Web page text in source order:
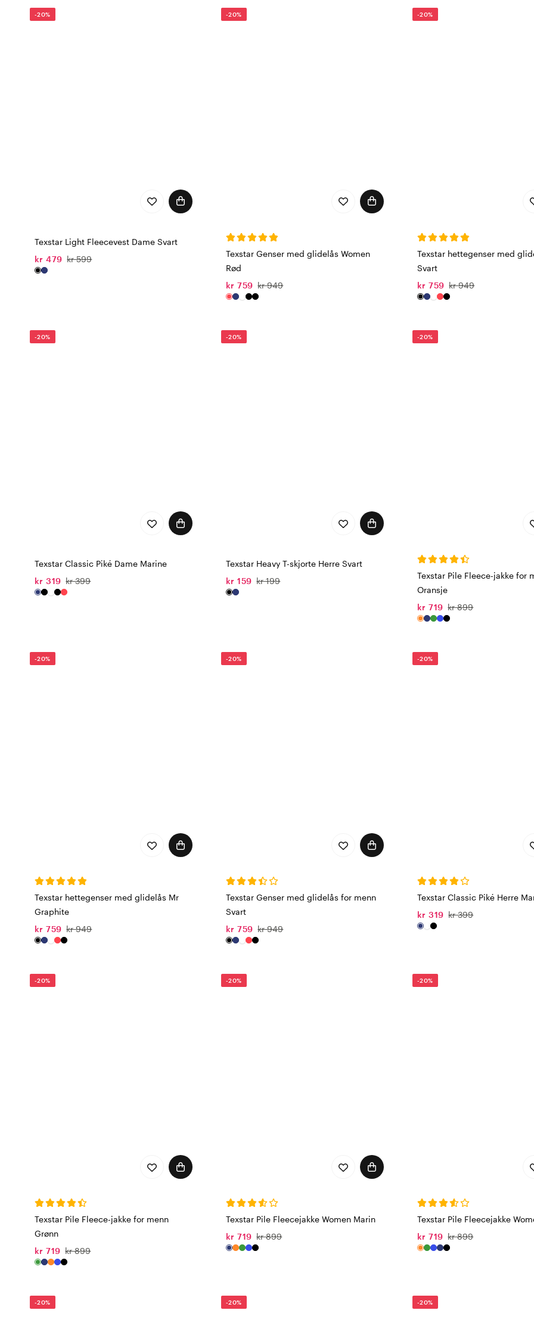
-20%
Texstar Light Fleecevest Dame Svart
kr 479 kr 599
-20%
Texstar Genser med glidelås Women
Rød
kr 759 kr 949
-20%
Texstar hettegenser med
Svart
kr 759 kr 949
-20%
Texstar Classic Piké Dame Marine
kr 319 kr 399
-20%
Texstar Heavy T-skjorte Herre Svart
kr 159 kr 199
-20%
Texstar Pile Fleece-jakke for
Oransje
kr 719 kr 899
-20%
Texstar hettegenser med glidelås Mr
Graphite
kr 759 kr 949
-20%
Texstar Genser med glidelås for menn
Svart
kr 759 kr 949
-20%
Texstar Classic Piké Herre
kr 319 kr 399
-20%
Texstar Pile Fleece-jakke for menn
Grønn
kr 719 kr 899
-20%
Texstar Pile Fleecejakke Women Marin
kr 719 kr 899
-20%
Texstar Pile Fleecejakke
kr 719 kr 899
-20% -20% -20%